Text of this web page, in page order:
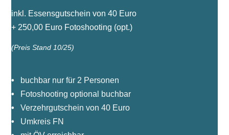
inkl. Essensgutschein von 40 Euro
+ 250,00 Euro Fotoshooting (opt.)
(Preis Stand 10/25)
• buchbar nur für 2 Personen
•
Fotoshooting optional buchbar
• Verzehrgutschein von 40 Euro
•
Umkreis FN